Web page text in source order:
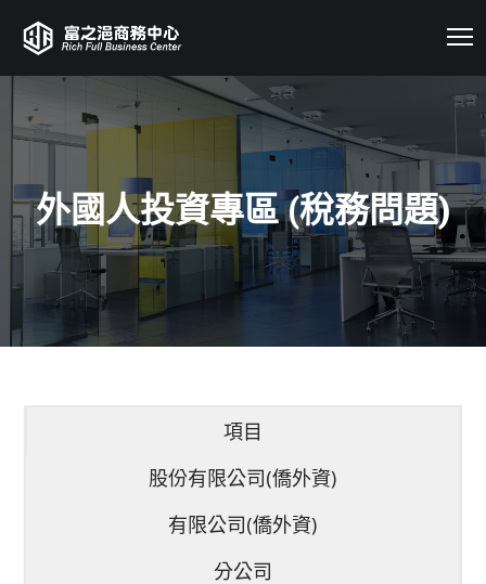
外國人投資專區 (稅務問題)
項目
股份有限公司(僑外資)
有限公司(僑外資)
分公司